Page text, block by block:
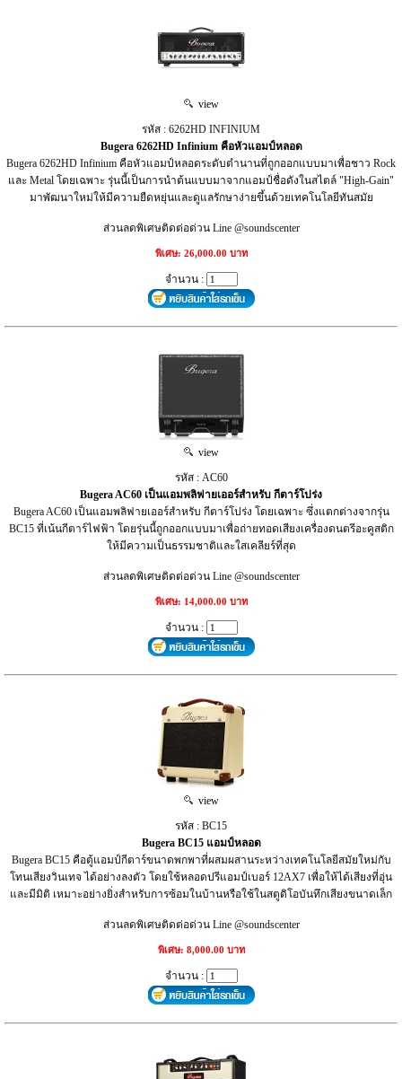
view
รหัส : 6262HD INFINIUM
Bugera 6262HD Infinium คือหัวแอมป์หลอด
Bugera 6262HD Infinium คือหัวแอมป์หลอดระดับตำนานที่ถูกออกแบบมาเพื่อชาว Rock
และ Metal โดยเฉพาะ รุ่นนี้เป็นการนำต้นแบบมาจากแอมป์ชื่อดังในสไตล์ "High-Gain"
มาพัฒนาใหม่ให้มีความยืดหยุ่นและดูแลรักษาง่ายขึ้นด้วยเทคโนโลยีทันสมัย
ส่วนลดพิเศษติดต่อด่วน Line @soundscenter
พิเศษ: 26,000.00 บาท
จำนวน :
view
รหัส : AC60
Bugera AC60 เป็นแอมพลิฟายเออร์สำหรับ กีตาร์โปร่ง
Bugera AC60 เป็นแอมพลิฟายเออร์สำหรับ กีตาร์โปร่ง โดยเฉพาะ ซึ่งแตกต่างจากรุ่น
BC15 ที่เน้นกีตาร์ไฟฟ้า โดยรุ่นนี้ถูกออกแบบมาเพื่อถ่ายทอดเสียงเครื่องดนตรีอะคูสติก
ให้มีความเป็นธรรมชาติและใสเคลียร์ที่สุด
ส่วนลดพิเศษติดต่อด่วน Line @soundscenter
พิเศษ: 14,000.00 บาท
จำนวน :
view
รหัส : BC15
Bugera BC15 แอมป์หลอด
Bugera BC15 คือตู้แอมป์กีตาร์ขนาดพกพาที่ผสมผสานระหว่างเทคโนโลยีสมัยใหม่กับ
โทนเสียงวินเทจ ได้อย่างลงตัว โดยใช้หลอดปรีแอมป์เบอร์ 12AX7 เพื่อให้ได้เสียงที่อุ่น
และมีมิติ เหมาะอย่างยิ่งสำหรับการซ้อมในบ้านหรือใช้ในสตูดิโอบันทึกเสียงขนาดเล็ก
ส่วนลดพิเศษติดต่อด่วน Line @soundscenter
พิเศษ: 8,000.00 บาท
จำนวน :